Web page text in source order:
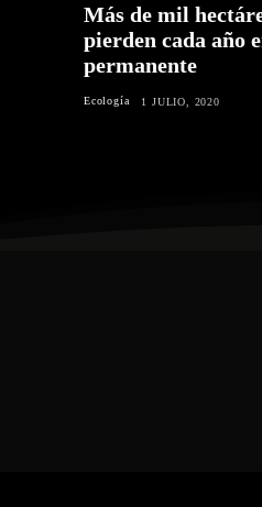
Más de mil
pierden cada año
permanente
Ecología 1 JULIO, 2020